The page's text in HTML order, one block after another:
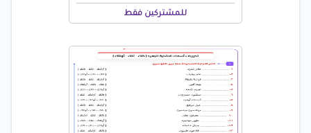
للمشتركين فقط